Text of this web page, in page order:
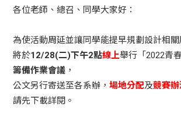
各位老師、總召、同學大家好：
為使活動周延並讓同學能提早規劃設計相關
將於12/28(二)下午2點線上舉行「2022青
籌備作業會議 ，
公文另行寄送至各系辦，場地分配及競賽
請先下載詳閱。